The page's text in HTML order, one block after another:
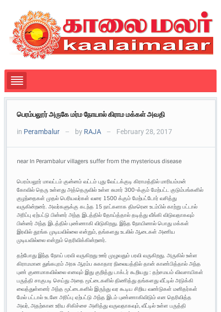
பெரம்பலூர் அருகே மர்ம நோயால் கிராம மக்கள் அவதி
in Perambalur — by RAJA — February 28, 2017
near In Perambalur villagers suffer from the mysterious disease
பெரம்பலூர் மாவட்டம் குன்னம் வட்டம் புது வேட்டக்குடி கிராமத்தில் மாரியம்மன்
கோவில் தெரு உள்ளது அத்தெருவில் உள்ள சுமார் 300-க்கும் மேற்பட்ட குடும்பங்களில்
குழந்தைகள் முதல் பெரியவர்கள் வரை 1500 க்கும் மேற்பட்டோர் வசித்து
வருகின்றனர். அவர்களுக்கு கடந்த 15 நாட்களாக திடீரென உடம்பில் காற்று பட்டால்
அரிப்பு ஏற்பட்டு பின்னர் அந்த இடத்தில் தோய்த்தால் தடித்து வீங்கி விடுவதாகவும்
பின்னர் அந்த இடத்தில் புண்ணாகி விடுகிறது. இந்த நோயினால் பொது மக்கள்
இரவில் தூங்க முடியவில்லை என்றும், தங்களது உடலில் ஆடைகள் அணிய
முடியவில்லை என்றும் தெரிவிக்கின்றனர்.
தற்போது இந்த நோய் பரவி வருகிறது ஊர் முழுவதும் பரவி வருகிறது. அருகில் உள்ள
கிராமமான துங்கபுரம் அரசு ஆரம்ப சுகாதார நிலையத்தில் தான் காண்பித்தால் அந்த
புண் குணமாகவில்லை எனவும் இது குறித்து டாக்டர் கூறியது : தற்சமயம் விவசாயிகள்
பருத்தி சாகுபடி செய்து அதை மூட்டைகளில் திணித்து தங்களது வீட்டில் அடுக்கி
வைத்துள்ளனர் அந்த மூட்டைகளில் இருந்து வர கூடிய சிறிய வண்டுகள் மனிதர்கள்
மேல் பட்டால் உடனே அரிப்பு ஏற்பட்டு அந்த இடம் புண்ணாகிவிடும் என தெரிவித்த
அவர், அதற்கான உரிய சிகிச்சை அளித்து வருவதாகவும், வீட்டில் உள்ள பருத்தி